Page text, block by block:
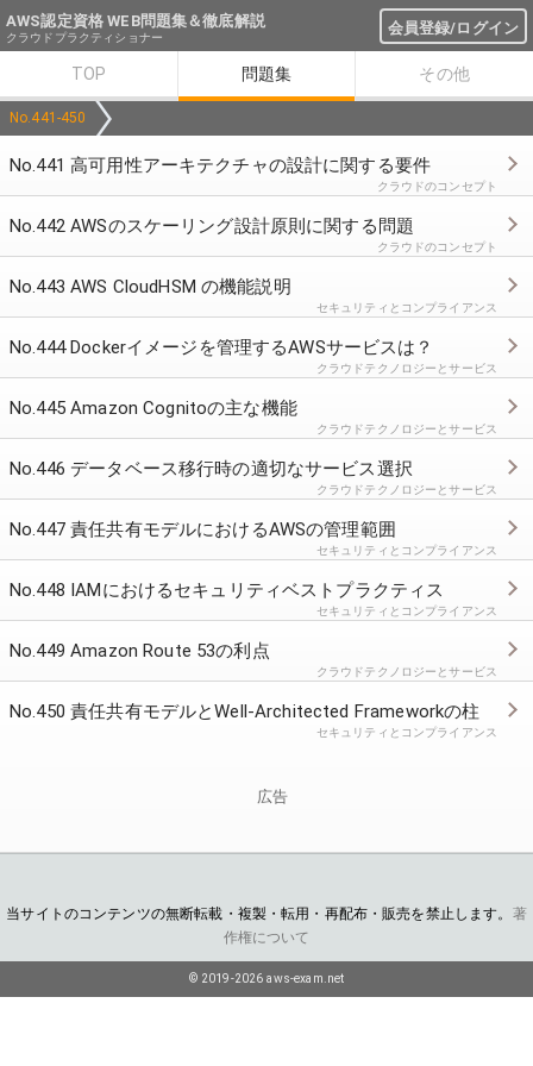
AWS認定資格 WEB問題集＆徹底解説 会員登録/ログイン
クラウドプラクティショナー
TOP 問題集 その他
No.441-450
No.441 高可用性アーキテクチャの設計に関する要件
クラウドのコンセプト
No.442 AWSのスケーリング設計原則に関する問題
クラウドのコンセプト
No.443 AWS CloudHSM の機能説明
セキュリティとコンプライアンス
No.444 Dockerイメージを管理するAWSサービスは？
クラウドテクノロジーとサービス
No.445 Amazon Cognitoの主な機能
クラウドテクノロジーとサービス
No.446 データベース移行時の適切なサービス選択
クラウドテクノロジーとサービス
No.447 責任共有モデルにおけるAWSの管理範囲
セキュリティとコンプライアンス
No.448 IAMにおけるセキュリティベストプラクティス
セキュリティとコンプライアンス
No.449 Amazon Route 53の利点
クラウドテクノロジーとサービス
No.450 責任共有モデルとWell-Architected Frameworkの柱
セキュリティとコンプライアンス
広告
当サイトのコンテンツの無断転載・複製・転用・再配布・販売を禁止します。 著
作権について
© 2019-2026 aws-exam.net